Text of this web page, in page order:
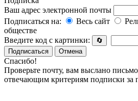
Ваш адрес электронной почты
Подписаться на:
Весь сайт
обществе
Введите код с картинки:
🔄
Подписаться
Отмена
Спасибо!
Проверьте почту, вам выслано
отвечающим критериям подписки за